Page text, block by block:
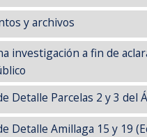
y archivos
investigación a fin de
Detalle Parcelas 2 y 3 del
Detalle Amillaga 15 y 19